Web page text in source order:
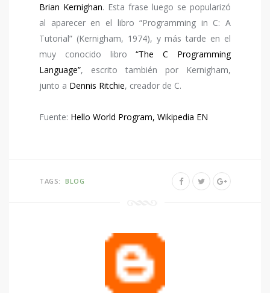
Brian Kernighan. Esta frase luego se popularizó
al aparecer en el libro “Programming in C: A
Tutorial” (Kernigham, 1974), y más tarde en el
muy conocido libro“The C Programming
Language”, escrito también por Kernigham,
junto a Dennis Ritchie, creador de C.
Fuente: Hello World Program, Wikipedia EN
TAGS: BLOG